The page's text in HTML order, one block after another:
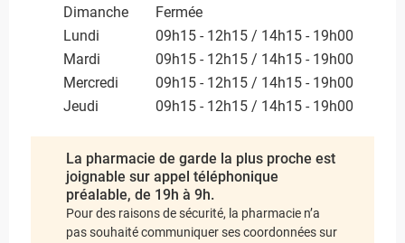
Dimanche
Fermée
Lundi
09h15 - 12h15 / 14h15 - 19h00
Mardi
09h15 - 12h15 / 14h15 - 19h00
Mercredi
09h15 - 12h15 / 14h15 - 19h00
Jeudi
09h15 - 12h15 / 14h15 - 19h00
La pharmacie de garde la plus proche est
joignable sur appel téléphonique
préalable, de 19h à 9h.
Pour des raisons de sécurité, la pharmacie n’a
pas souhaité communiquer ses coordonnées sur